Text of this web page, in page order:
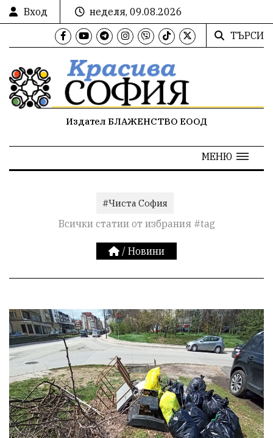
Вход
неделя, 09.08.2026
ТЪРСИ
Издател БЛАЖЕНСТВО ЕООД
МЕНЮ
#Чиста София
Всички статии от избрания #tag
/ Новини